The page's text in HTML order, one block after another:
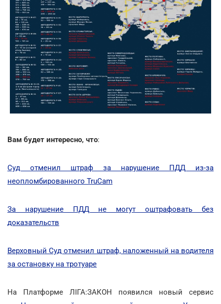
Вам будет интересно, что:
Суд отменил штраф за нарушение ПДД из-за
неопломбированного TruCam
За нарушение ПДД не могут оштрафовать без
доказательств
Верховный Суд отменил штраф, наложенный на водителя
за остановку на тротуаре
На Платформе ЛІГА:ЗАКОН появился новый сервис